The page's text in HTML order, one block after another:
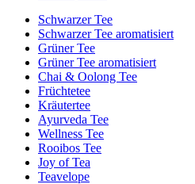
Schwarzer Tee
Schwarzer Tee aromatisiert
Grüner Tee
Grüner Tee aromatisiert
Chai & Oolong Tee
Früchtetee
Kräutertee
Ayurveda Tee
Wellness Tee
Rooibos Tee
Joy of Tea
Teavelope